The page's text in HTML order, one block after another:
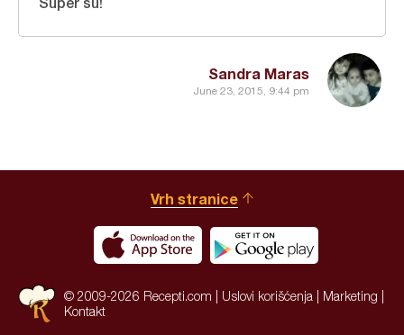
Sandra Maras
June 23, 2015, 9:44 pm
Vrh stranice
© 2009-2026 Recepti.com | Uslovi korišćenja Marketing
Kontakt